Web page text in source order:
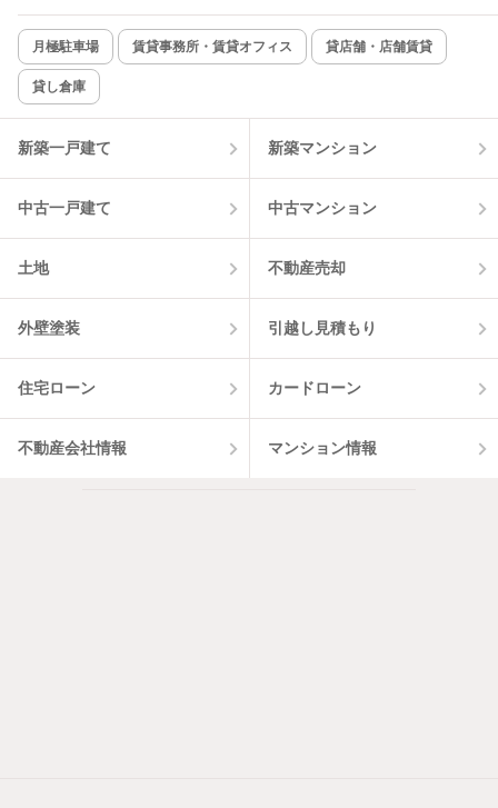
月極駐車場 賃貸事務所・賃貸オフィス 貸店舗・店舗賃貸
貸し倉庫
新築一戸建て 新築マンション
中古一戸建て 中古マンション
土地 不動産売却
外壁塗装 引越し見積もり
住宅ローン カードローン
不動産会社情報 マンション情報